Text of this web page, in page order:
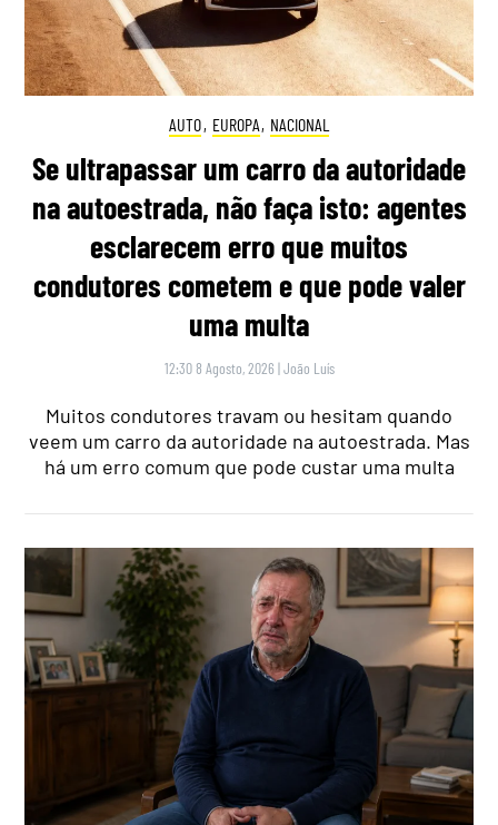
AUTO, EUROPA, NACIONAL
Se ultrapassar um carro da autoridade
na autoestrada, não faça isto: agentes
esclarecem erro que muitos
condutores cometem e que pode valer
uma multa
12:30 8 Agosto, 2026 |João Luís
Muitos condutores travam ou hesitam quando
veem um carro da autoridade na autoestrada. Mas
há um erro comum que pode custar uma multa